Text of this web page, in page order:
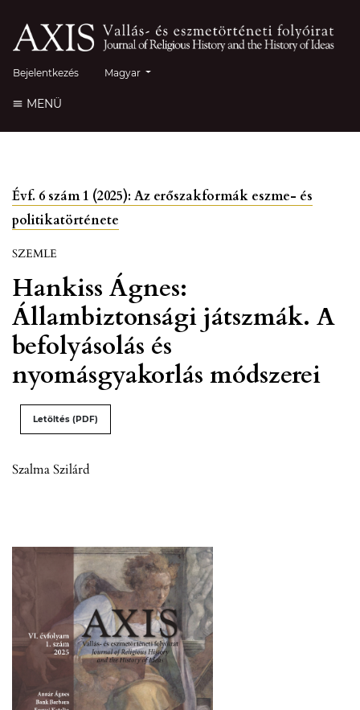
Bejelentkezés ##plugins.themes.healthSciences.language.toggle##
Magyar
MENÜ
Évf. 6 szám 1 (2025): Az erőszakformák eszme- és
politikatörténete
SZEMLE
Hankiss Ágnes:
Állambiztonsági játszmák. A
befolyásolás és
nyomásgyakorlás módszerei
Letöltés (PDF)
Szalma Szilárd